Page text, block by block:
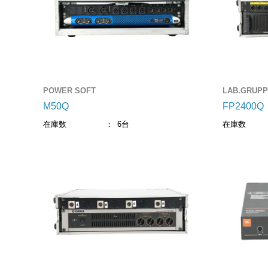
POWER SOFT
M50Q
在庫数 6台
FP2400Q
在庫数